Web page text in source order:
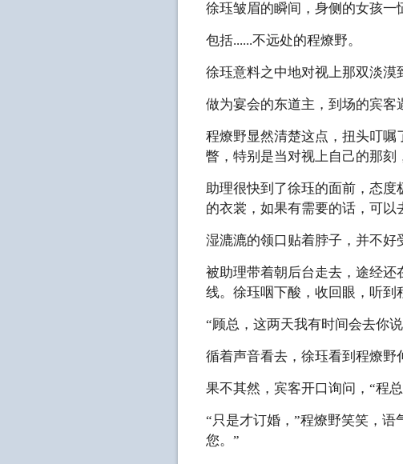
徐珏皱眉的瞬间，身侧的女孩一
包括......不远处的程燎野。
徐珏意料之中地对视上那双淡漠
做为宴会的东道主，到场的宾客
程燎野显然清楚这点，扭头叮
瞥，特别是当对视上自己的那刻
助理很快到了徐珏的面前，态
的衣裳，如果有需要的话，可以
湿漉漉的领口贴着脖子，并不好
被助理带着朝后台走去，途经
线。徐珏咽下酸，收回眼，听到
“顾总，这两天我有时间会去你
循着声音看去，徐珏看到程燎野
果不其然，宾客开口询问，“程总
“只是才订婚，”程燎野笑笑，
您。”